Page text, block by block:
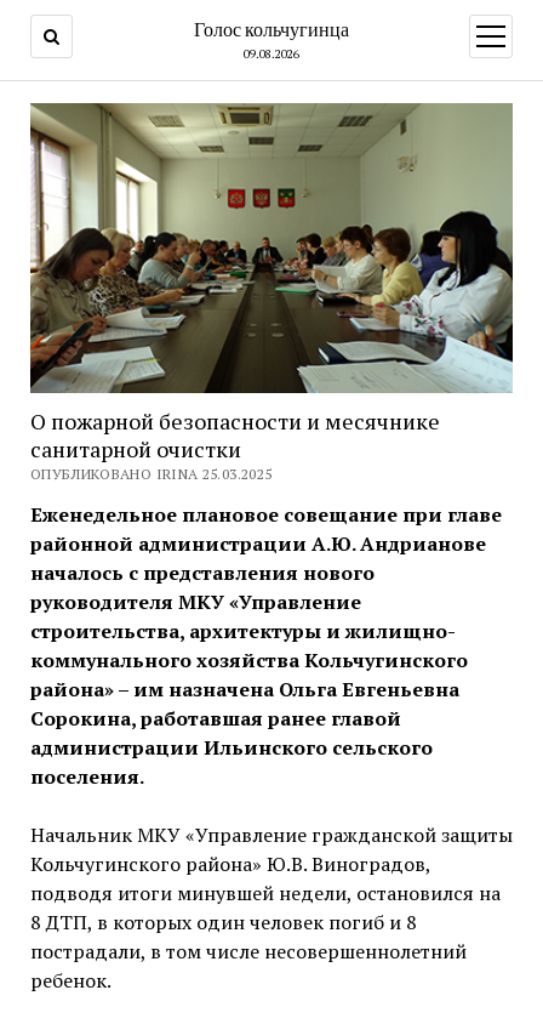
Голос кольчугинца
09.08.2026
меню
О пожарной безопасности и месячнике
санитарной очистки
ОПУБЛИКОВАНО IRINA 25.03.2025
Еженедельное плановое совещание при главе
районной администрации А.Ю. Андрианове
началось с представления нового
руководителя МКУ «Управление
строительства, архитектуры и жилищно-
коммунального хозяйства Кольчугинского
района» – им назначена Ольга Евгеньевна
Сорокина, работавшая ранее главой
администрации Ильинского сельского
поселения.
Начальник МКУ «Управление гражданской защиты
Кольчугинского района» Ю.В. Виноградов,
подводя итоги минувшей недели, остановился на
8 ДТП, в которых один человек погиб и 8
пострадали, в том числе несовершеннолетний
ребенок.